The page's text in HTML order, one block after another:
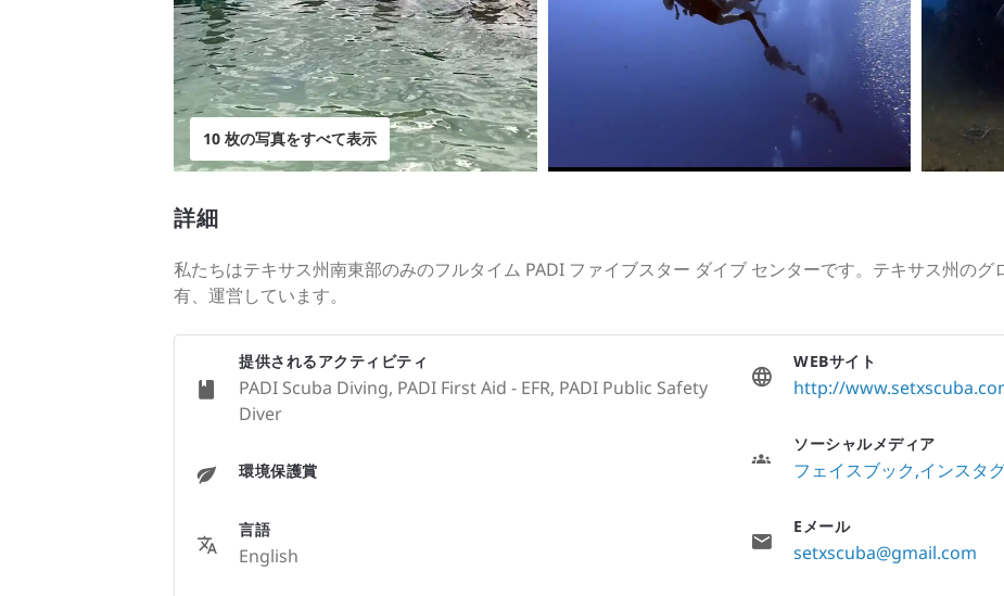
10 枚の写真をすべて表示
詳細
私たちはテキサス州南東部のみのフルタイム PADI ファイブスター ダイブ センターです。テキサス州の
有、運営しています。
提供されるアクティビティ
PADI Scuba Diving, PADI First Aid - EFR, PADI Public Safety
Diver
環境保護賞
言語
English
WEBサイト
http://
ソーシャルメディア
フェイスブック インスタ
Eメール
setxscuba@gmail.com